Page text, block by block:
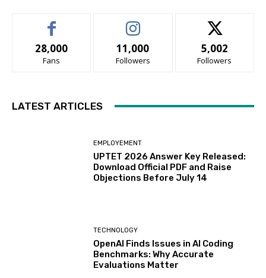
28,000
Fans
11,000
Followers
5,002
Followers
LATEST ARTICLES
EMPLOYEMENT
UPTET 2026 Answer Key Released:
Download Official PDF and Raise
Objections Before July 14
TECHNOLOGY
OpenAI Finds Issues in AI Coding
Benchmarks: Why Accurate
Evaluations Matter